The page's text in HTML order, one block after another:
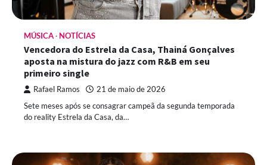
MÚSICA NOTÍCIAS
Vencedora do Estrela da Casa, Thainá Gonçalves
aposta na mistura do jazz com R&B em seu
primeiro single
Rafael Ramos 21 de maio de 2026
Sete meses após se consagrar campeã da segunda temporada
do reality Estrela da Casa, da…